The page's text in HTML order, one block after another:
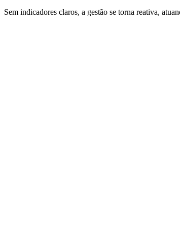
Sem indicadores claros, a gestão se torna reativa,